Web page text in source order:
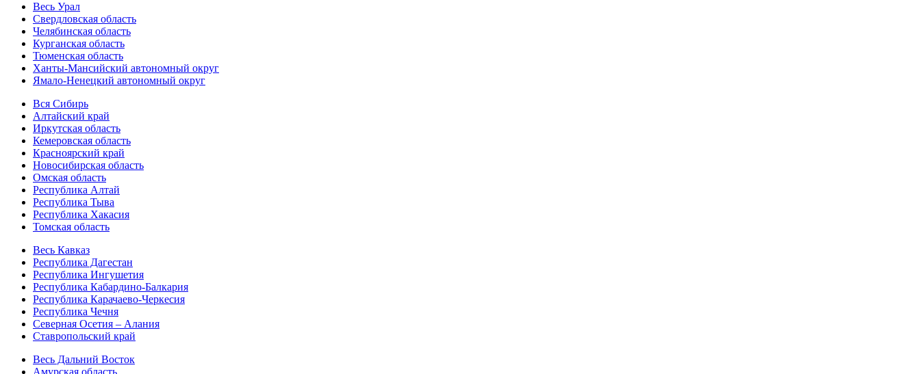
Весь Урал
Свердловская область
Челябинская область
Курганская область
Тюменская область
Ханты-Мансийский автономный округ
Ямало-Ненецкий автономный округ
Вся Сибирь
Алтайский край
Иркутская область
Кемеровская область
Красноярский край
Новосибирская область
Омская область
Республика Алтай
Республика Тыва
Республика Хакасия
Томская область
Весь Кавказ
Республика Дагестан
Республика Ингушетия
Республика Кабардино-Балкария
Республика Карачаево-Черкесия
Республика Чечня
Северная Осетия – Алания
Ставропольский край
Весь Дальний Восток
Амурская область